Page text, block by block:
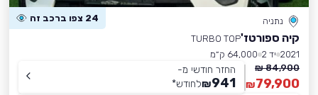
נתניה 24 צפו ברכב זה
קיה ספורטז'TURBO TOP
2021 יד 2
64,000 ק״מ
84,900 ₪
79,900
₪
החזר חודשי מ-
941
₪לחודש*